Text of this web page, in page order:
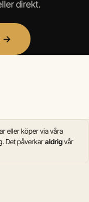
direkt.
→
eller köper via våra
Det påverkaraldrigvår